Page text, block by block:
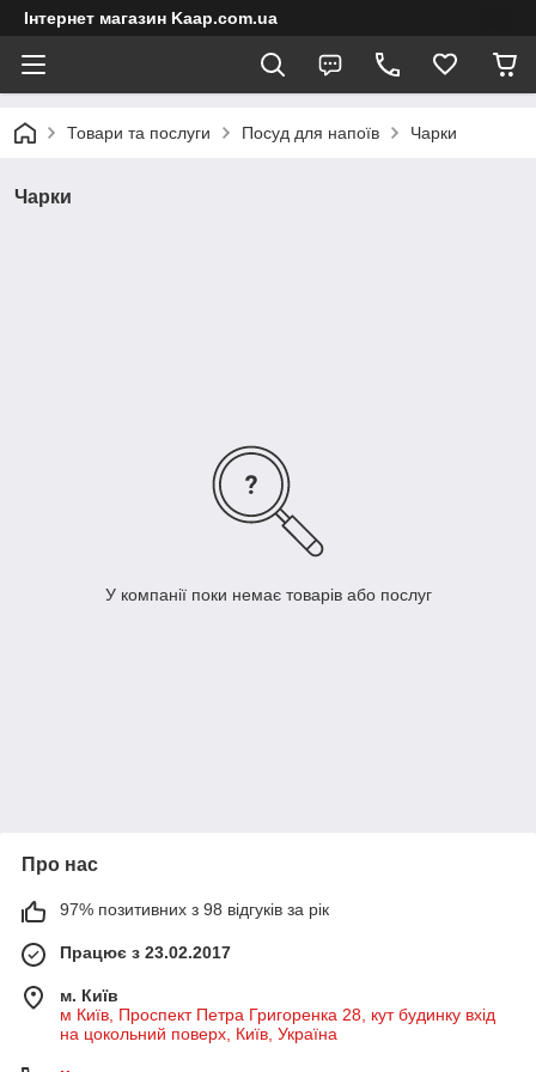
Інтернет магазин Kaap.com.ua
Товари та послуги Посуд для напоїв Чарки
Чарки
У компанії поки немає товарів або послуг
Про нас
97% позитивних з 98 відгуків за рік
Працює з 23.02.2017
м. Київ
м Київ, Проспект Петра Григоренка 28, кут будинку вхід
на цокольний поверх, Київ, Україна